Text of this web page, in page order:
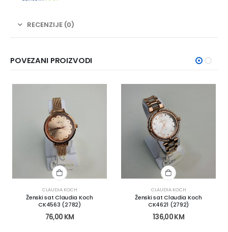
RECENZIJE (0)
POVEZANI PROIZVODI
CLAUDIA KOCH
Ženski sat Claudia Koch
CK4563 (2782)
76,00 KM
CLAUDIA KOCH
Ženski sat Claudia Koch
CK4621 (2792)
136,00KM